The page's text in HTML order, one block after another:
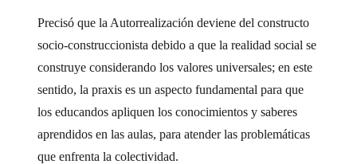
Precisó que la Autorrealización deviene del constructo
socio-construccionista debido a que la realidad social se
construye considerando los valores universales; en este
sentido, la praxis es un aspecto fundamental para que
los educandos apliquen los conocimientos y saberes
aprendidos en las aulas, para atender las problemáticas
que enfrenta la colectividad.